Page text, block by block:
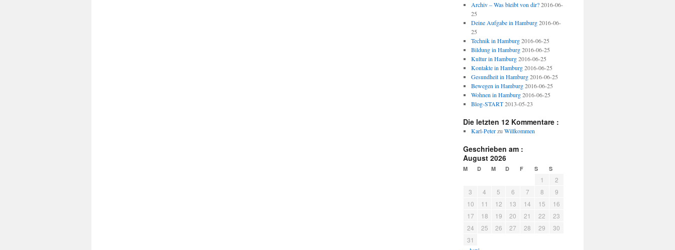
Archiv – Was bleibt von dir? 2016-06-
25
Deine Aufgabe in Hamburg 2016-06-
25
Technik in Hamburg 2016-06-25
Bildung in Hamburg 2016-06-25
Kultur in Hamburg 2016-06-25
Kontakte in Hamburg 2016-06-25
Gesundheit in Hamburg 2016-06-25
Bewegen in Hamburg 2016-06-25
Wohnen in Hamburg 2016-06-25
Blog-START 2013-05-23
Die letzten 12 Kommentare :
Karl-Peterzu Willkommen
Geschrieben am :
August 2026
M D M D F S S
1
2
3
4 5 6 7 8
9
10
11 12 13 14 15
16
17
18 19 20 21 22
23
24
25 26 27 28 29
30
31